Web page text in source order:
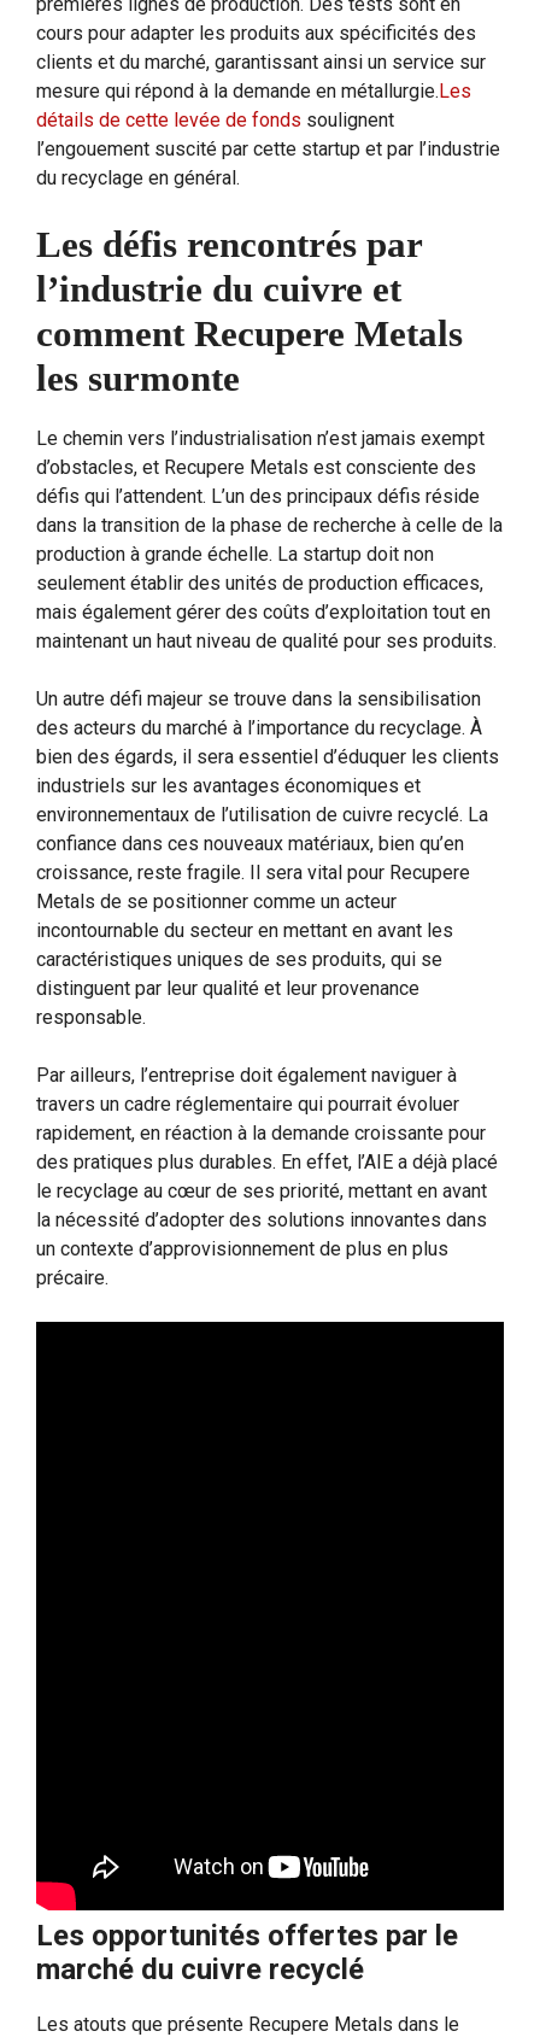
cours pour adapter les produits aux spécificités des
clients et du marché, garantissant ainsi un service sur
mesure qui répond à la demande en métallurgie.Les
détails de cette levée de fonds soulignent
l’engouement suscité par cette startup et par l’industrie
du recyclage en général.
Les défis rencontrés par
l’industrie du cuivre et
comment Recupere Metals
les surmonte
Le chemin vers l’industrialisation n’est jamais exempt
d’obstacles, et Recupere Metals est consciente des
défis qui l’attendent. L’un des principaux défis réside
dans la transition de la phase de recherche à celle de la
production à grande échelle. La startup doit non
seulement établir des unités de production efficaces,
mais également gérer des coûts d’exploitation tout en
maintenant un haut niveau de qualité pour ses produits.
Un autre défi majeur se trouve dans la sensibilisation
des acteurs du marché à l’importance du recyclage. À
bien des égards, il sera essentiel d’éduquer les clients
industriels sur les avantages économiques et
environnementaux de l’utilisation de cuivre recyclé. La
confiance dans ces nouveaux matériaux, bien qu’en
croissance, reste fragile. Il sera vital pour Recupere
Metals de se positionner comme un acteur
incontournable du secteur en mettant en avant les
caractéristiques uniques de ses produits, qui se
distinguent par leur qualité et leur provenance
responsable.
Par ailleurs, l’entreprise doit également naviguer à
travers un cadre réglementaire qui pourrait évoluer
rapidement, en réaction à la demande croissante pour
des pratiques plus durables. En effet, l’AIE a déjà placé
le recyclage au cœur de ses priorité, mettant en avant
la nécessité d’adopter des solutions innovantes dans
un contexte d’approvisionnement de plus en plus
précaire.
Les opportunités offertes par le
marché du cuivre recyclé
Les atouts que présente Recupere Metals dans le